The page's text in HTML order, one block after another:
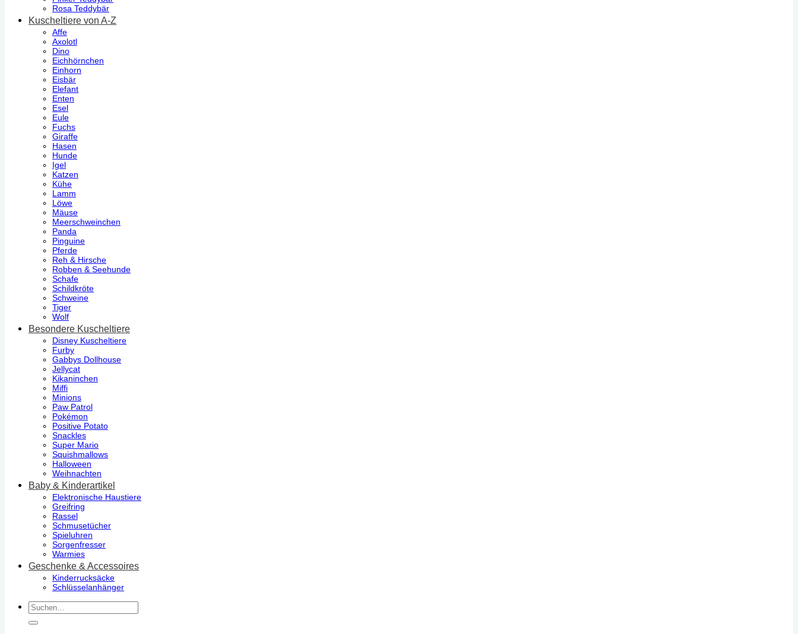
Rosa Teddybär
Kuscheltiere von A-Z
Affe
Axolotl
Dino
Eichhörnchen
Einhorn
Eisbär
Elefant
Enten
Esel
Eule
Fuchs
Giraffe
Hasen
Hunde
Igel
Katzen
Kühe
Lamm
Löwe
Mäuse
Meerschweinchen
Panda
Pinguine
Pferde
Reh & Hirsche
Robben & Seehunde
Schafe
Schildkröte
Schweine
Tiger
Wolf
Besondere Kuscheltiere
Disney Kuscheltiere
Furby
Gabbys Dollhouse
Jellycat
Kikaninchen
Miffi
Minions
Paw Patrol
Pokémon
Positive Potato
Snackles
Super Mario
Squishmallows
Halloween
Weihnachten
Baby & Kinderartikel
Elektronische Haustiere
Greifring
Rassel
Schmusetücher
Spieluhren
Sorgenfresser
Warmies
Geschenke & Accessoires
Kinderrucksäcke
Schlüsselanhänger
Suchen